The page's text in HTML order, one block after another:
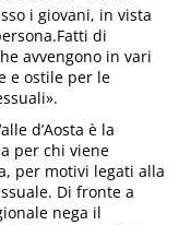
i giovani, in vista
di
avvengono in vari
e ostile per le
d’Aosta è la
per chi viene
per motivi legati alla
Di fronte a
nega il